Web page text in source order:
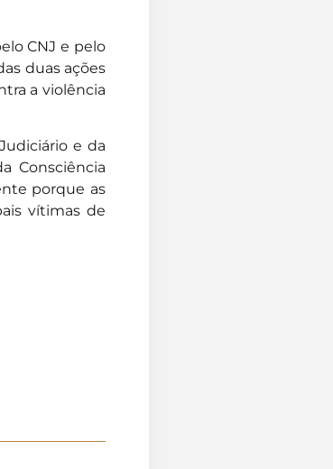
CNJ e pelo
duas ações
a violência
e da
Consciência
porque as
vítimas de